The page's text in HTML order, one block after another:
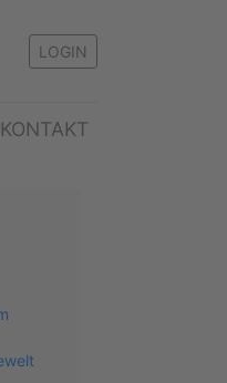
LOGIN
KONTAKT